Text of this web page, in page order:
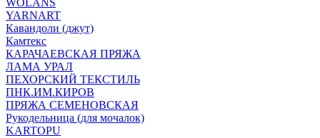
WOLANS
YARNART
Кавандоли (джут)
Камтекс
КАРАЧАЕВСКАЯ ПРЯЖА
ЛАМА УРАЛ
ПЕХОРСКИЙ ТЕКСТИЛЬ
ПНК.ИМ.КИРОВ
ПРЯЖА СЕМЕНОВСКАЯ
Рукодельница (для мочалок)
KARTOPU